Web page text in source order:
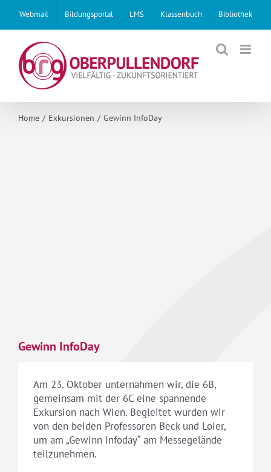
content
Webmail Bildungsportal LMS Klassenbuch Bibliothek
Home Exkursionen Gewinn InfoDay
Gewinn InfoDay
Am 23. Oktober unternahmen wir, die 6B,
gemeinsam mit der 6C eine spannende
Exkursion nach Wien. Begleitet wurden wir
von den beiden Professoren Beck und Loier,
um am „Gewinn Infoday“ am Messegelände
teilzunehmen.